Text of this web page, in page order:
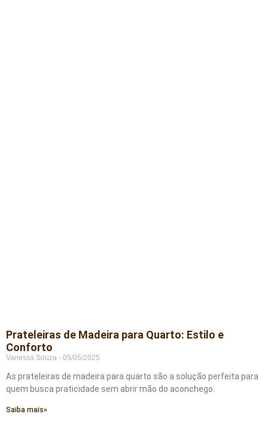
Prateleiras de Madeira para Quarto: Estilo e
Conforto
Vanessa Souza 05/05/2025
As prateleiras de madeira para quarto são a solução perfeita para
quem busca praticidade sem abrir mão do aconchego.
Saiba mais»